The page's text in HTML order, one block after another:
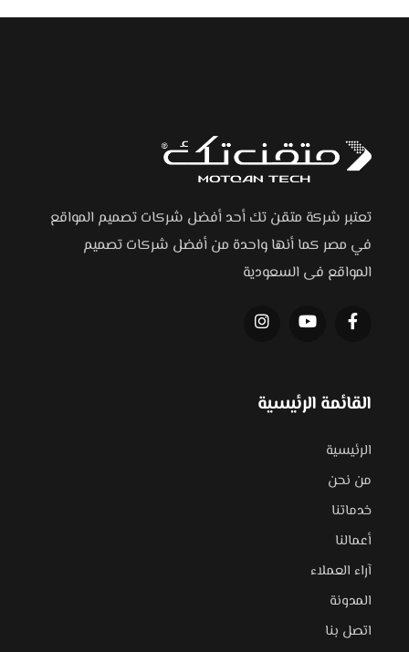
تعتبر شركة متقن تك أحد أفضل شركات تصميم المواقع
في مصر كما أنها واحدة من أفضل شركات تصميم
المواقع فى السعودية
القائمة الرئيسية
الرئيسية
من نحن
خدماتنا
أعمالنا
آراء العملاء
المدونة
اتصل بنا